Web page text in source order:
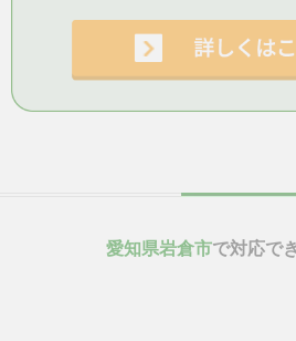
愛知県岩倉市で対応で